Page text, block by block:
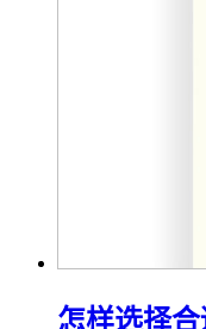
怎样选择